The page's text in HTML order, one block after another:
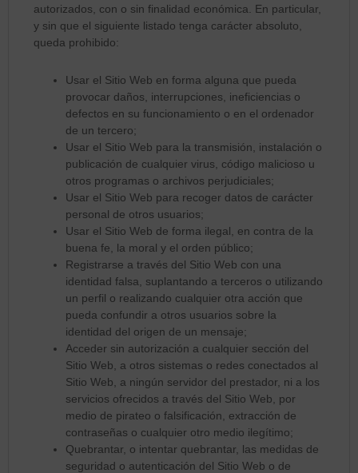
autorizados, con o sin finalidad económica. En particular,
y sin que el siguiente listado tenga carácter absoluto,
queda prohibido:
Usar el Sitio Web en forma alguna que pueda
provocar daños, interrupciones, ineficiencias o
defectos en su funcionamiento o en el ordenador
de un tercero;
Usar el Sitio Web para la transmisión, instalación o
publicación de cualquier virus, código malicioso u
otros programas o archivos perjudiciales;
Usar el Sitio Web para recoger datos de carácter
personal de otros usuarios;
Usar el Sitio Web de forma ilegal, en contra de la
buena fe, la moral y el orden público;
Registrarse a través del Sitio Web con una
identidad falsa, suplantando a terceros o utilizando
un perfil o realizando cualquier otra acción que
pueda confundir a otros usuarios sobre la
identidad del origen de un mensaje;
Acceder sin autorización a cualquier sección del
Sitio Web, a otros sistemas o redes conectados al
Sitio Web, a ningún servidor del prestador, ni a los
servicios ofrecidos a través del Sitio Web, por
medio de pirateo o falsificación, extracción de
contraseñas o cualquier otro medio ilegítimo;
Quebrantar, o intentar quebrantar, las medidas de
seguridad o autenticación del Sitio Web o de